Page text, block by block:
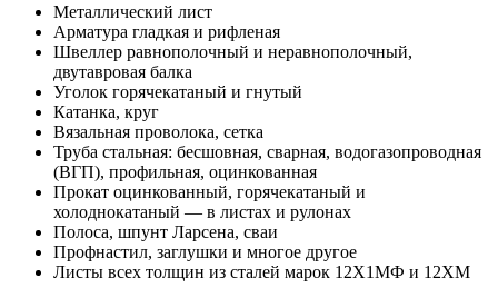
Металлический лист
Арматура гладкая и рифленая
Швеллер равнополочный и неравнополочный,
двутавровая балка
Уголок горячекатаный и гнутый
Катанка, круг
Вязальная проволока, сетка
Труба стальная: бесшовная, сварная, водогазопроводная
(ВГП), профильная, оцинкованная
Прокат оцинкованный, горячекатаный и
холоднокатаный — в листах и рулонах
Полоса, шпунт Ларсена, сваи
Профнастил, заглушки и многое другое
Листы всех толщин из сталей марок 12Х1МФ и 12ХМ